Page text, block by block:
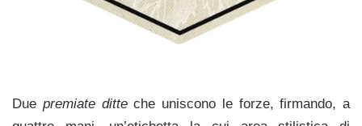
Due premiate ditteche uniscono le forze, firmando, a